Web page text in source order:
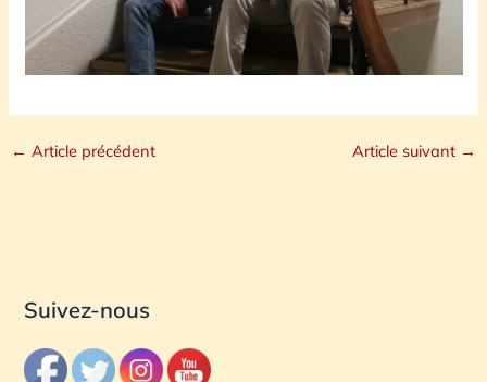
← Article précédent Article suivant →
Suivez-nous